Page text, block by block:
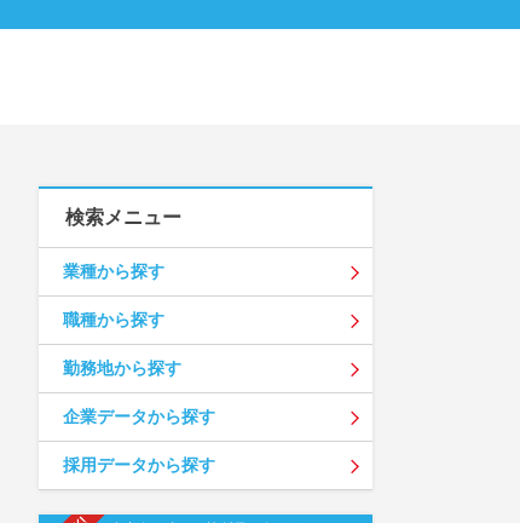
検索メニュー
業種から探す
職種から探す
勤務地から探す
企業データから探す
採用データから探す